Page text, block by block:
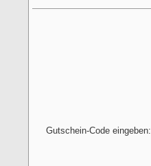
Gutschein-Code eingeben: